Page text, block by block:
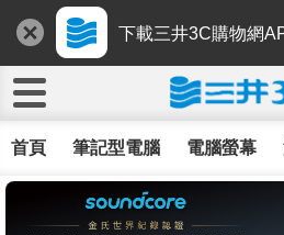
下載三井3C購物網
首頁 筆記型電腦 電腦螢幕